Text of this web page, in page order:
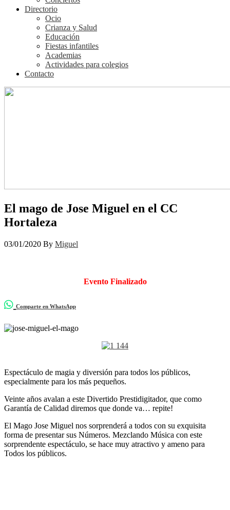
Directorio
Ocio
Crianza y Salud
Educación
Fiestas infantiles
Academias
Actividades para colegios
Contacto
El mago de Jose Miguel en el CC
Hortaleza
03/01/2020 By Miguel
Evento Finalizado
Comparte en WhatsApp
Espectáculo de magia y diversión para todos los públicos,
especialmente para los más pequeños.
Veinte años avalan a este Divertido Prestidigitador, que como
Garantía de Calidad diremos que donde va… repite!
El Mago Jose Miguel nos sorprenderá a todos con su exquisita
forma de presentar sus Números. Mezclando Música con este
sorprendente espectáculo, se hace muy atractivo y ameno para
Todos los públicos.